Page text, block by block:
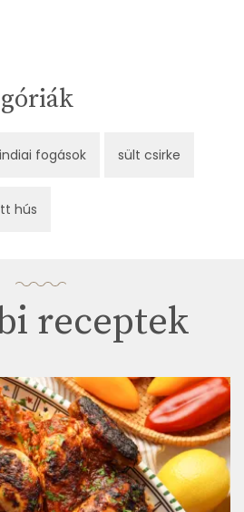
indiai fogások sült csirke
hús
receptek